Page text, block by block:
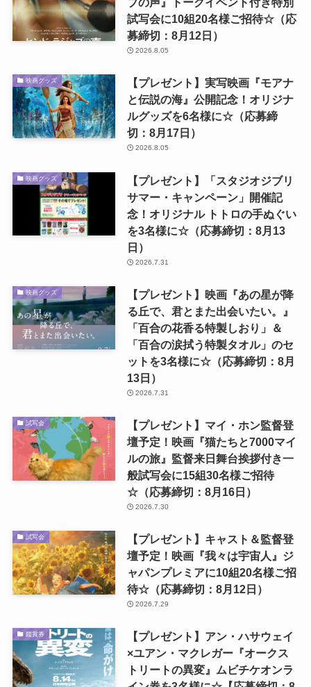
試写会に10組20名様ご招待☆（応
募締切：8月12日）
2026.8.05
映画グッズ
【プレゼント】実写映画『モアナ
と伝説の海』公開記念！オリジナ
ルグッズを6名様に☆（応募締
切：8月17日）
2026.8.05
映画グッズ
【プレゼント】「スタジオジブリ
サマー・キャンペーン」開催記
念！オリジナル トトロの手ぬぐい
を3名様に☆（応募締切：8月13
日）
2026.7.31
映画グッズ
【プレゼント】映画『あの星が降
る丘で、君とまた出会いたい。』
「百合の花香る特製しおり」＆
「百合の涙拭う特製タオル」のセ
ットを3名様に☆（応募締切：8月
13日）
2026.7.31
試写会
【プレゼント】マイ・ホン監督登
壇予定！映画『猫たちと7000マイ
ルの旅』監督来日舞台挨拶付き一
般試写会に15組30名様ご招待
☆（応募締切：8月16日）
2026.7.30
試写会
【プレゼント】キャスト＆監督登
壇予定！映画『我々は宇宙人』ジ
ャパンプレミアに10組20名様ご招
待☆（応募締切：8月12日）
2026.7.29
鑑賞券
【プレゼント】アン・ハサウェイ
×ユアン・マクレガー『オークス
トリートの異変』ムビチケオンラ